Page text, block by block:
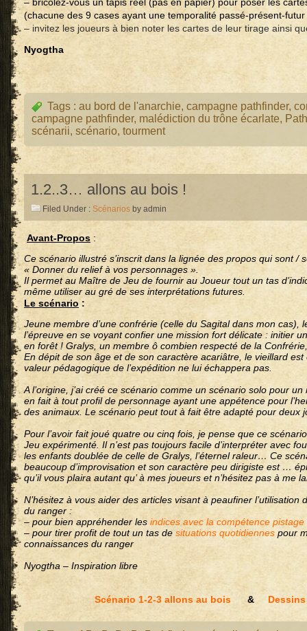
(chacune des 9 cases ayant une temporalité passé-présent-
– invitez les joueurs à bien noter les cartes de leur tirage ainsi
Nyogtha
Tags : au bord de l'anarchie, campagne pathfinder,
campagne pathfinder, malédiction du trône écarlate,
scénarii, scénario, tourment
1.2..3… allons au bois !
Filed Under : Scénarios by admin
Avant-Propos :
Ce scénario illustré s’inscrit dans la lignée des propos qui sont /
« Donner du relief à vos personnages ».
Il permet au Maître de Jeu de fournir au Joueur tout un tas
même utiliser au gré de ses interprétations futures.
Le scénario:
Jeune membre d’une confrérie (celle du Sagital dans mon cas),
l’épreuve en se voyant confier une mission fort délicate : initier
en forêt ! Gralys, un membre ô combien respecté de la
En dépit de son âge et de son caractère acariâtre, le vieillard
valeur pédagogique de l’expédition ne lui échappera pas.
A l’origine, j’ai créé ce scénario comme un scénario solo pour
en fait à tout profil de personnage ayant une appétence pour
des animaux. Le scénario peut tout à fait être adapté pour deux
Pour l’avoir fait joué quatre ou cinq fois, je pense que ce
Jeu expérimenté. Il n’est pas toujours facile d’interpréter avec
les enfants doublée de celle de Gralys, l’éternel raleur… Ce
beaucoup d’improvisation et son caractère peu dirigiste est …
qu’il vous plaira autant qu’ à mes joueurs et n’hésitez pas à me
N’hésitez à vous aider des articles visant à peaufiner l’utilisation
du ranger :
– pour bien appréhender les indices avec la compétence pistage
– pour tirer profit de tout un tas de situations quotidiennes pour
connaissances du ranger
Nyogtha – Inspiration libre
Scénario 1-2-3 allons au bois & Dessins